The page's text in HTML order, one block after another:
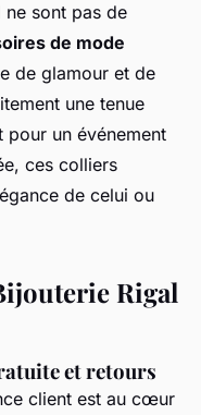
ne sont pas de
de mode
de glamour et de
une tenue
un événement
ces colliers
de celui ou
Rigal
et retours
client est au cœur